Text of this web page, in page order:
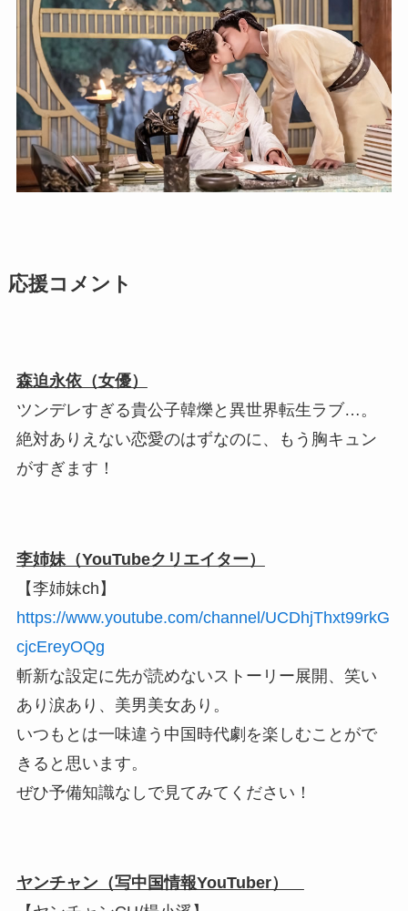
応援コメント
森迫永依（女優）
ツンデレすぎる貴公子韓爍と異世界転生ラブ…。
絶対ありえない恋愛のはずなのに、もう胸キュン
がすぎます！
李姉妹（YouTubeクリエイター）
【李姉妹ch】
https://www.youtube.com/channel/UCDhjThxt99rkG
cjcEreyOQg
斬新な設定に先が読めないストーリー展開、笑い
あり涙あり、美男美女あり。
いつもとは一味違う中国時代劇を楽しむことがで
きると思います。
ぜひ予備知識なしで見てみてください！
ヤンチャン（写中国情報YouTuber）